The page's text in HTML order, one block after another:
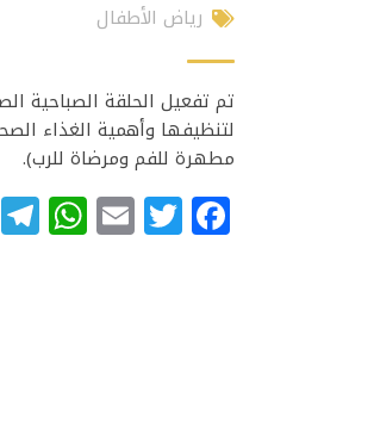
رياض الأطفال
تم تفعيل الحلقة الصباحية
لتنظيفها وأهمية الغذاء
مطهرة للفم ومرضاة للرب).
Facebook
Twitter
Email